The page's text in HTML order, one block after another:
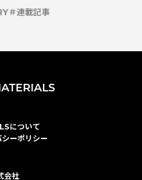
連載記事
について
シーポリシー
会社